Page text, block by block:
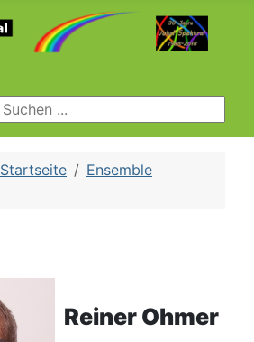
Suchen ...
Startseite
Ensemble
Reiner Ohmer